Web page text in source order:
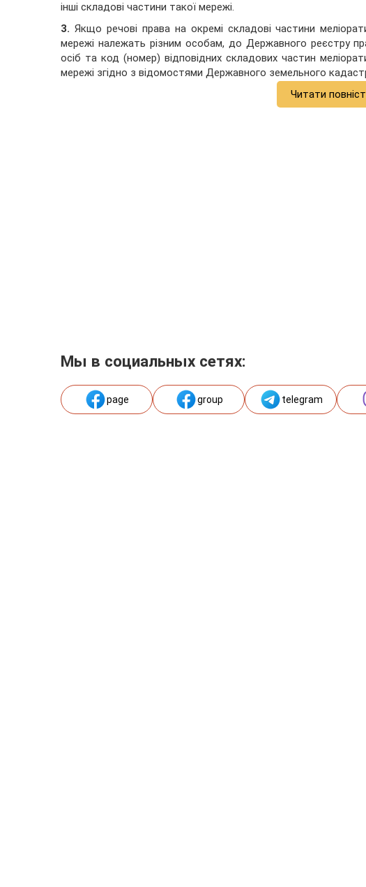
інші складові частини такої мережі.
3. Якщо речові права на окремі складові частини
мережі належать різним особам, до Державного реєстру
осіб та код (номер) відповідних складових частин
мережі згідно з відомостями Державного земельного
Читати
Мы в социальных сетях:
page group telegram